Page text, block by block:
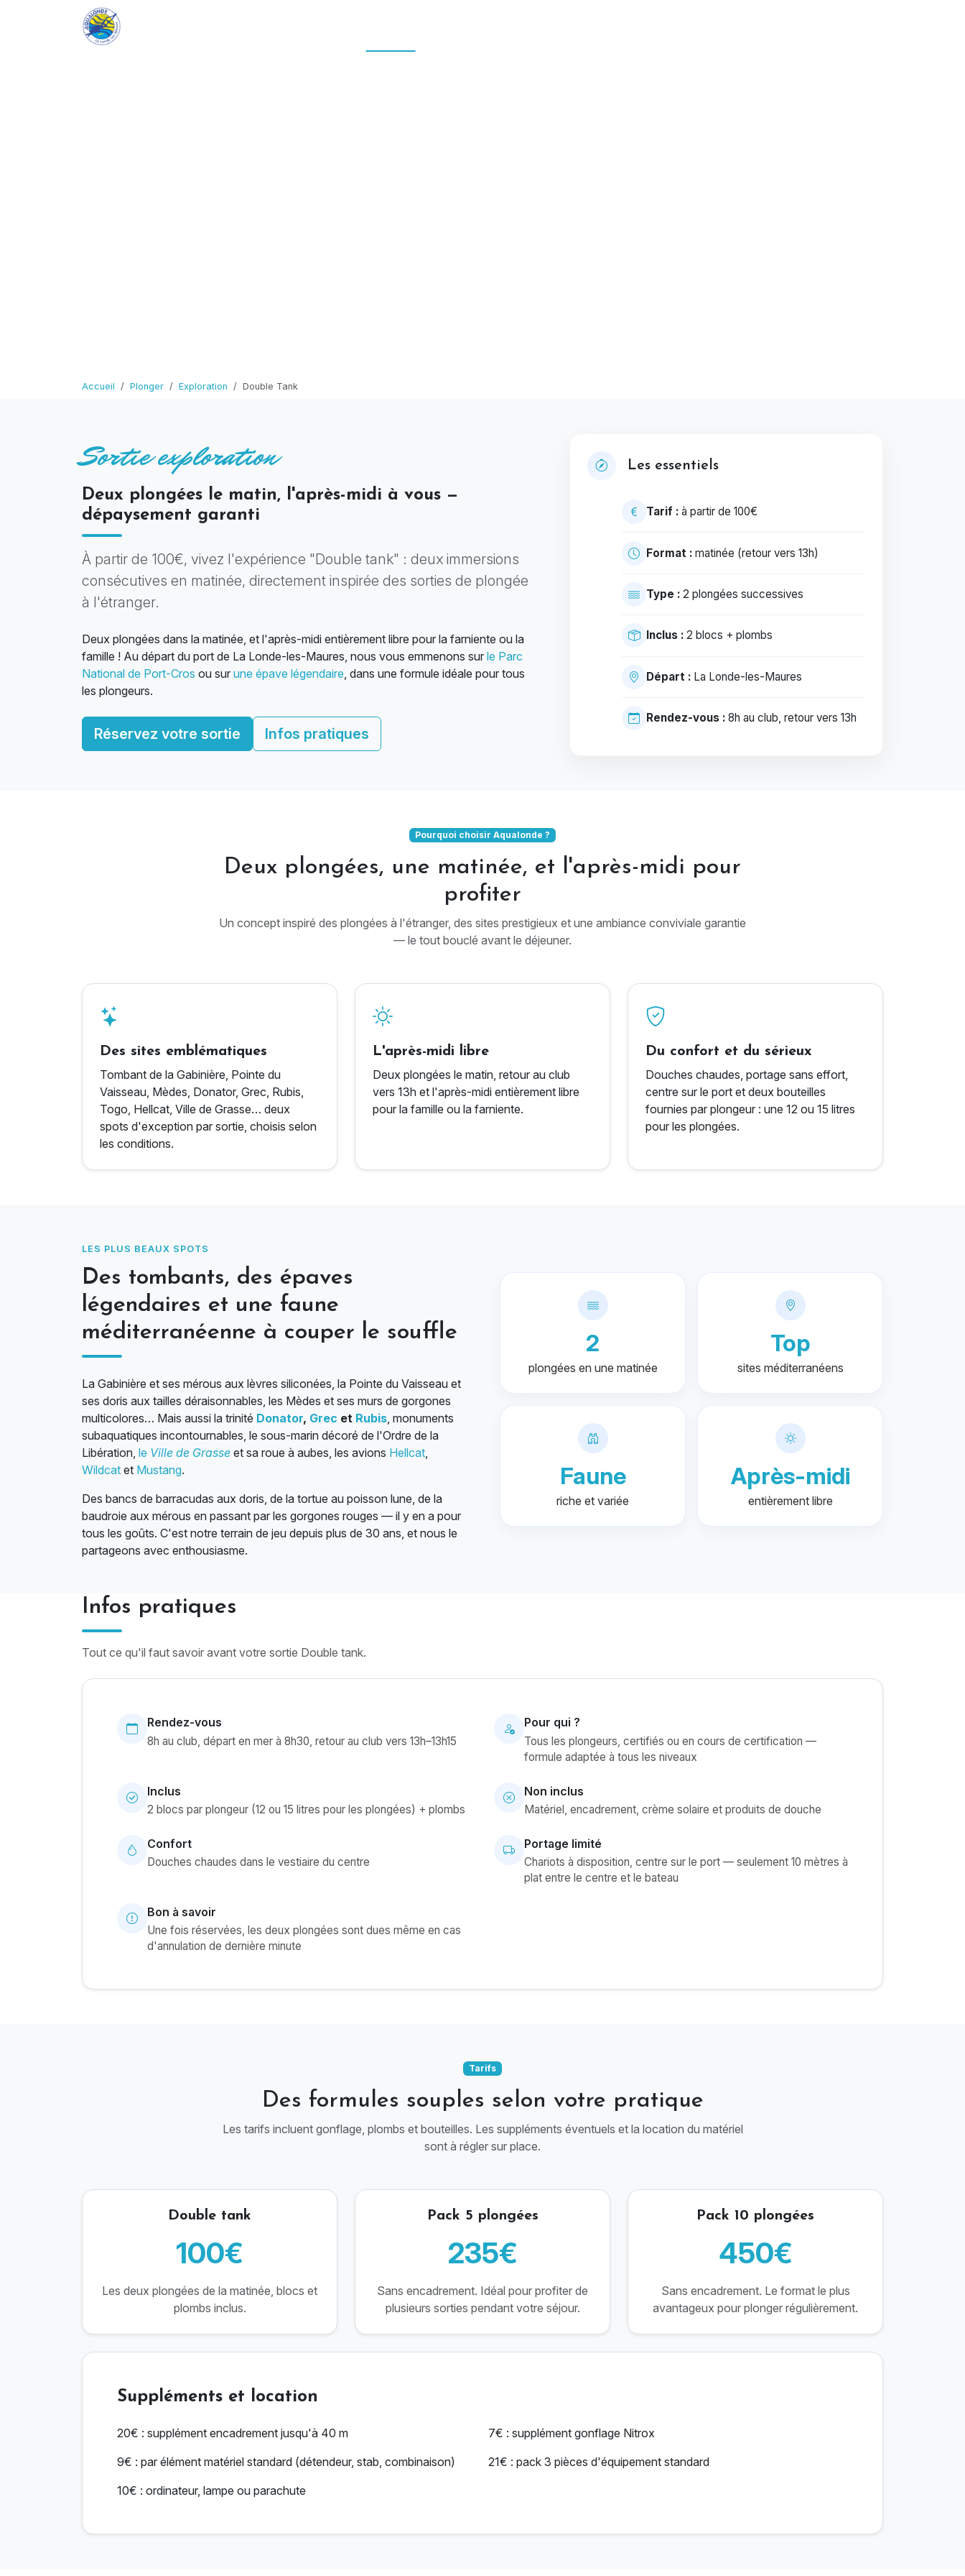
Accueil Plonger Exploration Double Tank
Sortie exploration
Deux plongées le matin, l'après-midi à vous —
dépaysement garanti
À partir de 100€, vivez l'expérience "Double tank" : deux immersions
consécutives en matinée, directement inspirée des sorties de plongée
à l'étranger.
Deux plongées dans la matinée, et l'après-midi entièrement libre pour la farniente ou la
famille ! Au départ du port de La Londe-les-Maures, nous vous emmenons sur le Parc
National de Port-Cros ou sur une épave légendaire , dans une formule idéale pour tous
les plongeurs.
Réservez votre sortie Infos pratiques
Les essentiels
Tarif : à partir de 100€
Format : matinée (retour vers 13h)
Type : 2 plongées successives
Inclus : 2 blocs + plombs
Départ : La Londe-les-Maures
Rendez-vous : 8h au club, retour vers 13h
Pourquoi choisir Aqualonde ?
Deux plongées, une matinée, et l'après-midi pour
profiter
Un concept inspiré des plongées à l'étranger, des sites prestigieux et une ambiance conviviale garantie
— le tout bouclé avant le déjeuner.
Des sites emblématiques
Tombant de la Gabinière, Pointe du
Vaisseau, Mèdes, Donator, Grec, Rubis,
Togo, Hellcat, Ville de Grasse… deux
spots d'exception par sortie, choisis selon
les conditions.
L'après-midi libre
Deux plongées le matin, retour au club
vers 13h et l'après-midi entièrement libre
pour la famille ou la farniente.
Du confort et du sérieux
Douches chaudes, portage sans effort,
centre sur le port et deux bouteilles
fournies par plongeur : une 12 ou 15 litres
pour les plongées.
LES PLUS BEAUX SPOTS
Des tombants, des épaves
légendaires et une faune
méditerranéenne à couper le souffle
La Gabinière et ses mérous aux lèvres siliconées, la Pointe du Vaisseau et
ses doris aux tailles déraisonnables, les Mèdes et ses murs de gorgones
multicolores… Mais aussi la trinité Donator, Grec et Rubis, monuments
subaquatiques incontournables, le sous-marin décoré de l'Ordre de la
Libération, le Ville de Grasse et sa roue à aubes, les avions Hellcat,
Wildcat et Mustang.
Des bancs de barracudas aux doris, de la tortue au poisson lune, de la
baudroie aux mérous en passant par les gorgones rouges — il y en a pour
tous les goûts. C'est notre terrain de jeu depuis plus de 30 ans, et nous le
partageons avec enthousiasme.
2
plongées en une matinée
Top
sites méditerranéens
Faune
riche et variée
Après-midi
entièrement libre
Infos pratiques
Tout ce qu'il faut savoir avant votre sortie Double tank.
Rendez-vous
8h au club, départ en mer à 8h30, retour au club vers 13h–13h15
Pour qui ?
Tous les plongeurs, certifiés ou en cours de certification —
formule adaptée à tous les niveaux
Inclus
2 blocs par plongeur (12 ou 15 litres pour les plongées) + plombs
Non inclus
Matériel, encadrement, crème solaire et produits de douche
Confort
Douches chaudes dans le vestiaire du centre
Portage limité
Chariots à disposition, centre sur le port — seulement 10 mètres à
plat entre le centre et le bateau
Bon à savoir
Une fois réservées, les deux plongées sont dues même en cas
d'annulation de dernière minute
Tarifs
Des formules souples selon votre pratique
Les tarifs incluent gonflage, plombs et bouteilles. Les suppléments éventuels et la location du matériel
sont à régler sur place.
Double tank
100€
Les deux plongées de la matinée, blocs et
plombs inclus.
Pack 5 plongées
235€
Sans encadrement. Idéal pour profiter de
plusieurs sorties pendant votre séjour.
Pack 10 plongées
450€
Sans encadrement. Le format le plus
avantageux pour plonger régulièrement.
Suppléments et location
20€ : supplément encadrement jusqu'à 40 m
7€ : supplément gonflage Nitrox
9€ : par élément matériel standard (détendeur, stab, combinaison)
21€ : pack 3 pièces d'équipement standard
10€ : ordinateur, lampe ou parachute